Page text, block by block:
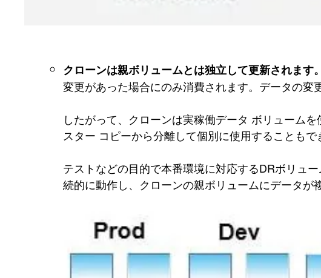
クローンは親ボリュームとは独立して更新されます。
変更があった場合にのみ消費されます。データの変
したがって、クローンは実稼働データ ボリューム
スター コピーから分離して個別に使用することも
テストなどの目的で本番環境に対応するDRボリュ
続的に動作し、クローンの親ボリュームにデータが